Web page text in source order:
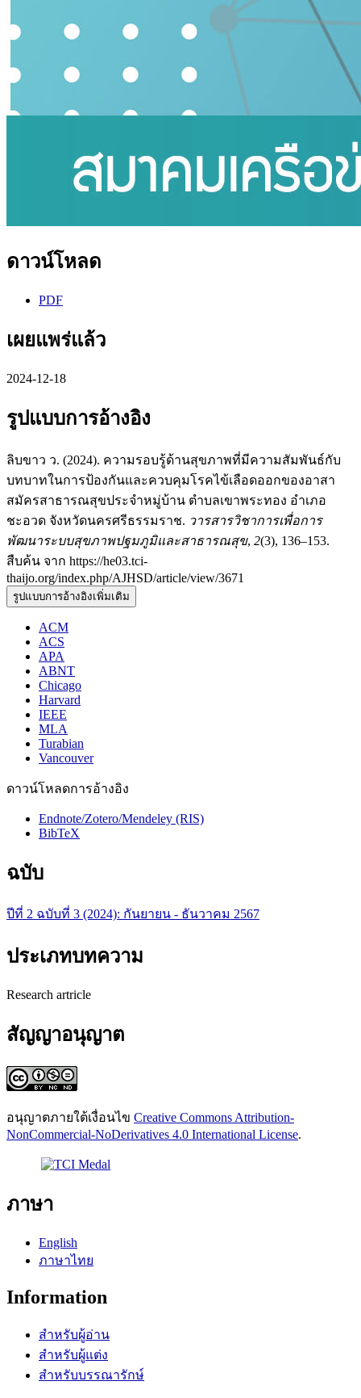
ดาวน์โหลด
PDF
เผยแพร่แล้ว
2024-12-18
รูปแบบการอ้างอิง
ลิบขาว ว. (2024). ความรอบรู้ด้านสุขภาพที่มีความสัมพันธ์กับ
บทบาทในการป้องกันและควบคุมโรคไข้เลือดออกของอาสา
สมัครสาธารณสุขประจำหมู่บ้าน ตำบลเขาพระทอง อำเภอ
ชะอวด จังหวัดนครศรีธรรมราช. วารสารวิชาการเพื่อการ
พัฒนาระบบสุขภาพปฐมภูมิและสาธารณสุข, 2(3), 136–153.
สืบค้น จาก https://he03.tci-
thaijo.org/index.php/AJHSD/article/view/3671
รูปแบบการอ้างอิงเพิ่มเติม
ACM
ACS
APA
ABNT
Chicago
Harvard
IEEE
MLA
Turabian
Vancouver
ดาวน์โหลดการอ้างอิง
Endnote/Zotero/Mendeley (RIS)
BibTeX
ฉบับ
ปีที่ 2 ฉบับที่ 3 (2024): กันยายน - ธันวาคม 2567
ประเภทบทความ
Research artricle
สัญญาอนุญาต
อนุญาตภายใต้เงื่อนไข Creative Commons Attribution-
NonCommercial-NoDerivatives 4.0 International License.
ภาษา
English
ภาษาไทย
Information
สำหรับผู้อ่าน
สำหรับผู้แต่ง
สำหรับบรรณารักษ์